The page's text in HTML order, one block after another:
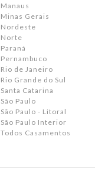
Manaus
Minas Gerais
Nordeste
Norte
Paraná
Pernambuco
Rio de Janeiro
Rio Grande do Sul
Santa Catarina
São Paulo
São Paulo - Litoral
São Paulo Interior
Todos Casamentos